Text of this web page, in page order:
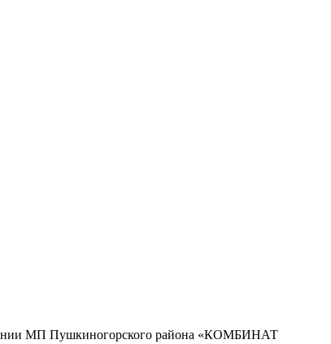
МП Пушкиногорского района «КОМБИНАТ